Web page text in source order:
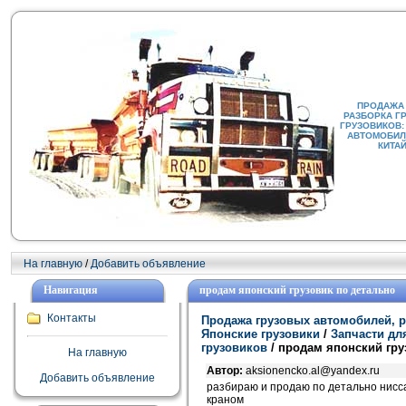
ПРОДАЖА
РАЗБОРКА
На главную /Добавить объявление
Навигация
Контакты
На главную
Добавить объявление
продам японский грузовик по детально
Продажа грузовых автомобилей,
Японские грузовики / Запчасти
грузовиков / продам японский
Автор: aksionencko.al@yandex.ru
разбираю и продаю по детально
краном